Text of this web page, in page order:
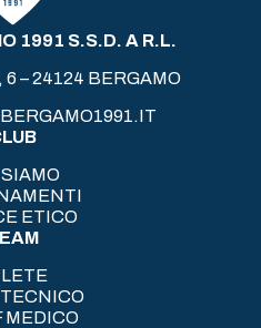
1991 S.S.D. A R.L.
– 24124 BERGAMO
ETICO
MEDICO